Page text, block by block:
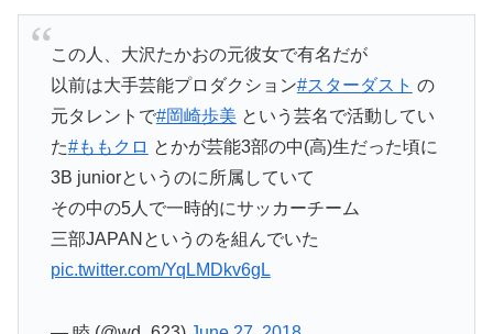
この人、大沢たかおの元彼女で有名だが
以前は大手芸能プロダクション#スターダスト の
元タレントで#岡崎歩美 という芸名で活動してい
た#ももクロ とかが芸能3部の中(高)生だった頃に
3B juniorというのに所属していて
その中の5人で一時的にサッカーチーム
三部JAPANというのを組んでいた
pic.twitter.com/YqLMDkv6gL